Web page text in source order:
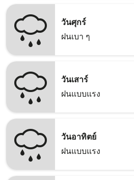
วันศุกร์
ฝนเบา ๆ
วันเสาร์
ฝนแบบแรง
วันอาทิตย์
ฝนแบบแรง